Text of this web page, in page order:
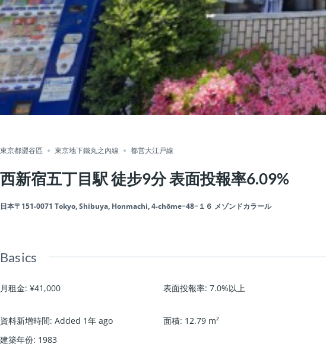
東京都澀谷區 東京地下鐵丸之內線 都営大江戸線
西新宿五丁目駅 徒步9分 表面投報率6.09%
日本〒151-0071 Tokyo, Shibuya, Honmachi, 4-chōme−48−１６ メゾンドカラール
Basics
月租金: ¥41,000 表面投報率: 7.0%以上
資料新增時間: Added 1年 ago 面積: 12.79 m²
建築年份: 1983